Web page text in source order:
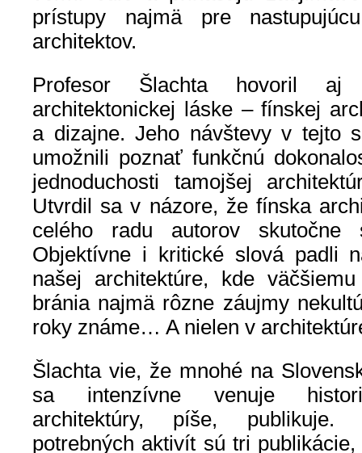
prístupy najmä pre
architektov.
Profesor Šlachta hovoril
architektonickej láske – fínskej
a dizajne. Jeho návštevy v tejto
umožnili poznať funkčnú
jednoduchosti tamojšej
Utvrdil sa v názore, že fínska
celého radu autorov skutočne
Objektívne i kritické slová padli
našej architektúre, kde
bránia najmä rôzne záujmy
roky známe… A nielen v
Šlachta vie, že mnohé na
sa intenzívne venuje
architektúry, píše, publikuje.
potrebných aktivít sú tri